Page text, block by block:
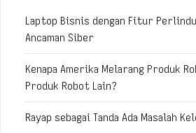
Laptop Bisnis dengan Fitur
Ancaman Siber
Kenapa Amerika Melarang Produk
Produk Robot Lain?
Rayap sebagai Tanda Ada Masalah